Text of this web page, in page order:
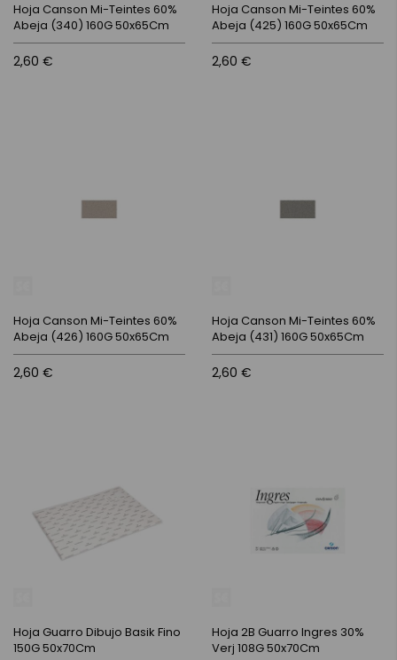
Hoja Canson Mi-Teintes 60%
Abeja (340) 160G 50x65Cm
2,60 €
Hoja Canson Mi-Teintes 60%
Abeja (425) 160G 50x65Cm
2,60 €
Hoja Canson Mi-Teintes 60%
Abeja (426) 160G 50x65Cm
2,60 €
Hoja Canson Mi-Teintes 60%
Abeja (431) 160G 50x65Cm
2,60 €
Hoja Guarro Dibujo Basik Fino
150G 50x70Cm
Hoja 2B Guarro Ingres 30%
Verj 108G 50x70Cm